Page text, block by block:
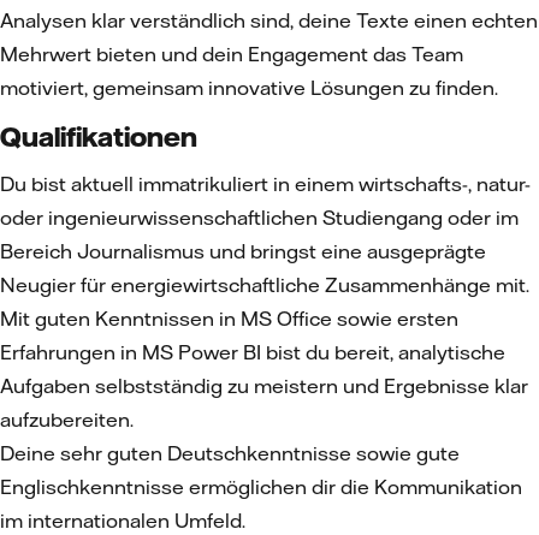
Analysen klar verständlich sind, deine Texte einen echten
Mehrwert bieten und dein Engagement das Team
motiviert, gemeinsam innovative Lösungen zu finden.
Qualifikationen
Du bist aktuell immatrikuliert in einem wirtschafts-, natur-
oder ingenieurwissenschaftlichen Studiengang oder im
Bereich Journalismus und bringst eine ausgeprägte
Neugier für energiewirtschaftliche Zusammenhänge mit.
Mit guten Kenntnissen in MS Office sowie ersten
Erfahrungen in MS Power BI bist du bereit, analytische
Aufgaben selbstständig zu meistern und Ergebnisse klar
aufzubereiten.
Deine sehr guten Deutschkenntnisse sowie gute
Englischkenntnisse ermöglichen dir die Kommunikation
im internationalen Umfeld.